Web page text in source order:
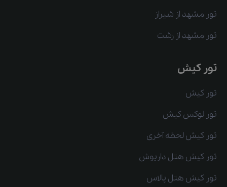
تور مشهد از شیراز
تور مشهد از رشت
تور کیش
تور کیش
تور لوکس کیش
تور کیش لحظه آخری
تور کیش هتل داریوش
تور کیش هتل پالاس